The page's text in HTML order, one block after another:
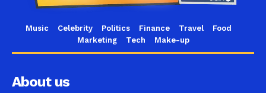
Music Celebrity Politics Finance Travel
Food
Marketing
Tech Make-up
About us